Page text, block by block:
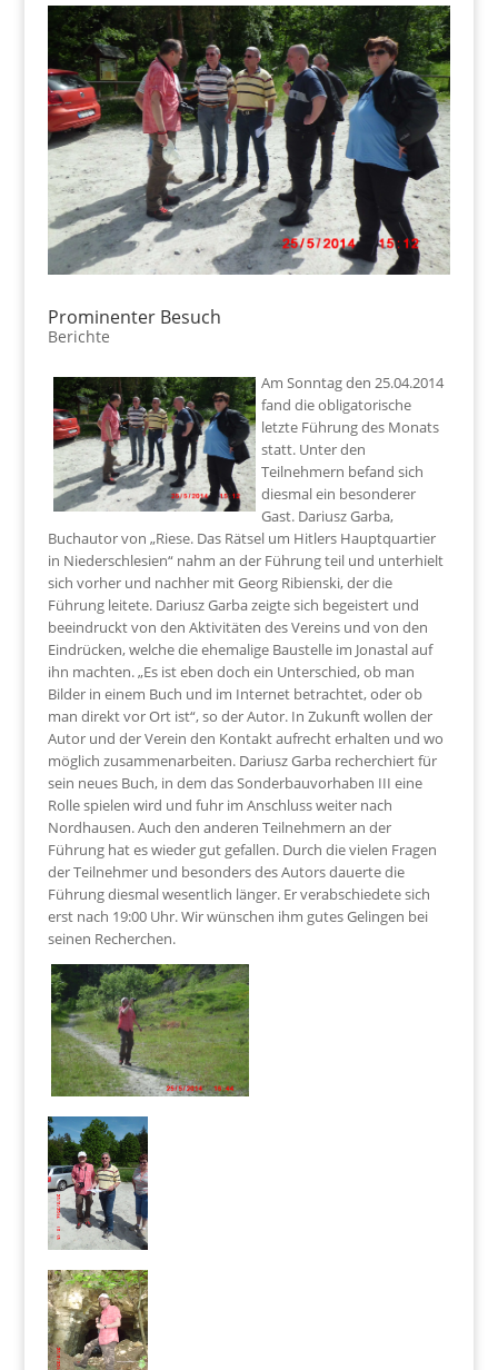
Prominenter Besuch
Berichte
Am Sonntag den 25.04.2014
fand die obligatorische
letzte Führung des Monats
statt. Unter den
Teilnehmern befand sich
diesmal ein besonderer
Gast. Dariusz Garba,
Buchautor von „Riese. Das Rätsel um Hitlers Hauptquartier
in Niederschlesien“ nahm an der Führung teil und unterhielt
sich vorher und nachher mit Georg Ribienski, der die
Führung leitete. Dariusz Garba zeigte sich begeistert und
beeindruckt von den Aktivitäten des Vereins und von den
Eindrücken, welche die ehemalige Baustelle im Jonastal auf
ihn machten. „Es ist eben doch ein Unterschied, ob man
Bilder in einem Buch und im Internet betrachtet, oder ob
man direkt vor Ort ist“, so der Autor. In Zukunft wollen der
Autor und der Verein den Kontakt aufrecht erhalten und wo
möglich zusammenarbeiten. Dariusz Garba recherchiert für
sein neues Buch, in dem das Sonderbauvorhaben III eine
Rolle spielen wird und fuhr im Anschluss weiter nach
Nordhausen. Auch den anderen Teilnehmern an der
Führung hat es wieder gut gefallen. Durch die vielen Fragen
der Teilnehmer und besonders des Autors dauerte die
Führung diesmal wesentlich länger. Er verabschiedete sich
erst nach 19:00 Uhr. Wir wünschen ihm gutes Gelingen bei
seinen Recherchen.